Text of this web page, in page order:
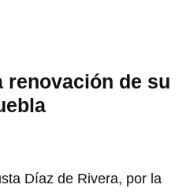
renovación de su
Díaz de Rivera, por la